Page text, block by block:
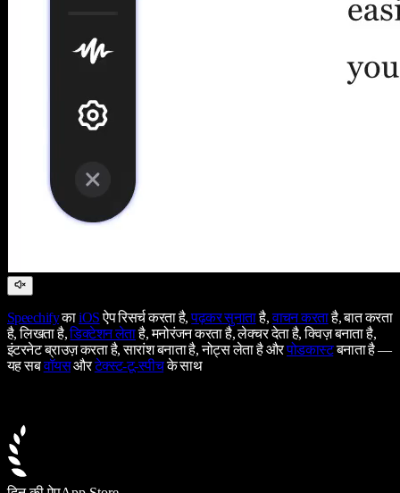
SpeechifyकाiOSऐप रिसर्च करता है,पढ़कर सुनाताहै,वाचन करताहै, बात करता
है, लिखता है,डिक्टेशन लेताहै, मनोरंजन करता है, लेक्चर देता है, क्विज़ बनाता है,
इंटरनेट ब्राउज़ करता है, सारांश बनाता है, नोट्स लेता है औरपोडकास्टबनाता है —
यह सबवॉयसऔरटेक्स्ट-टू-स्पीचके साथ